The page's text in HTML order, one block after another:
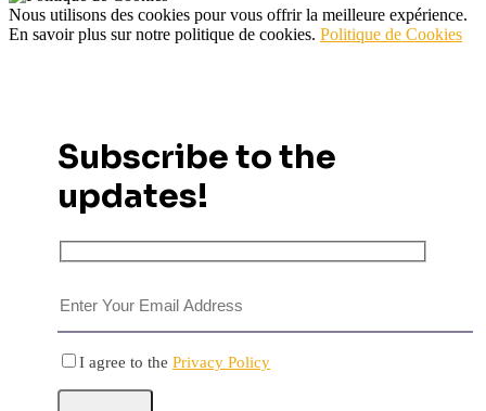
Nous utilisons des cookies pour vous offrir la meilleure expérience.
En savoir plus sur notre politique de cookies. Politique de Cookies
Subscribe to the
updates!
I agree to the Privacy Policy